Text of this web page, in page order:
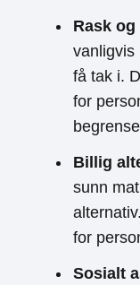
Rask
vanligvis
få tak i.
for
Billig
sunn
for
Sosialt